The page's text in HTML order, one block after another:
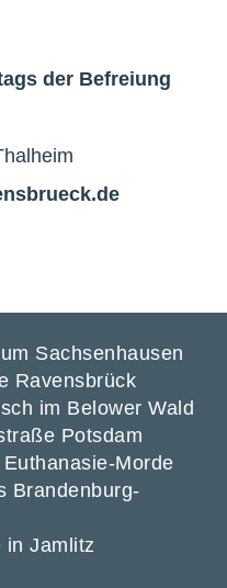
der Befreiung
Sachsenhausen
Ravensbrück
im Belower Wald
Potsdam
Morde
Brandenburg-
in Jamlitz